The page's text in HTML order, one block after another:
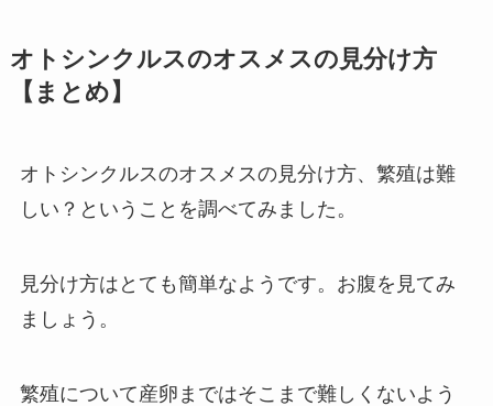
オトシンクルスのオスメスの見分け方
【まとめ】
オトシンクルスのオスメスの見分け方、繁殖は難
しい？ということを調べてみました。
見分け方はとても簡単なようです。お腹を見てみ
ましょう。
繁殖について産卵まではそこまで難しくないよう